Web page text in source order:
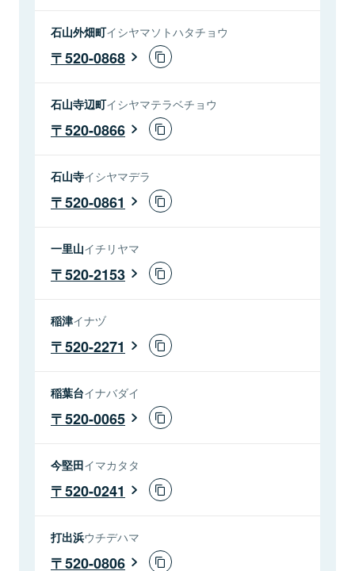
石山外畑町イシヤマソトハタチョウ
520-0868
石山寺辺町イシヤマテラベチョウ
520-0866
石山寺イシヤマデラ
520-0861
一里山イチリヤマ
520-2153
稲津イナヅ
520-2271
稲葉台イナバダイ
520-0065
今堅田イマカタタ
520-0241
打出浜ウチデハマ
520-0806